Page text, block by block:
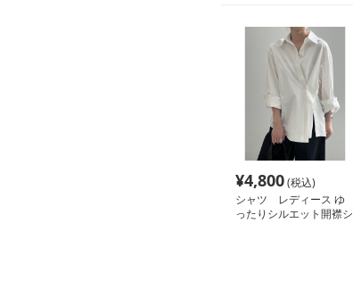
¥4,800(税込)
シャツ レディース ゆ
ったりシルエット開襟シ